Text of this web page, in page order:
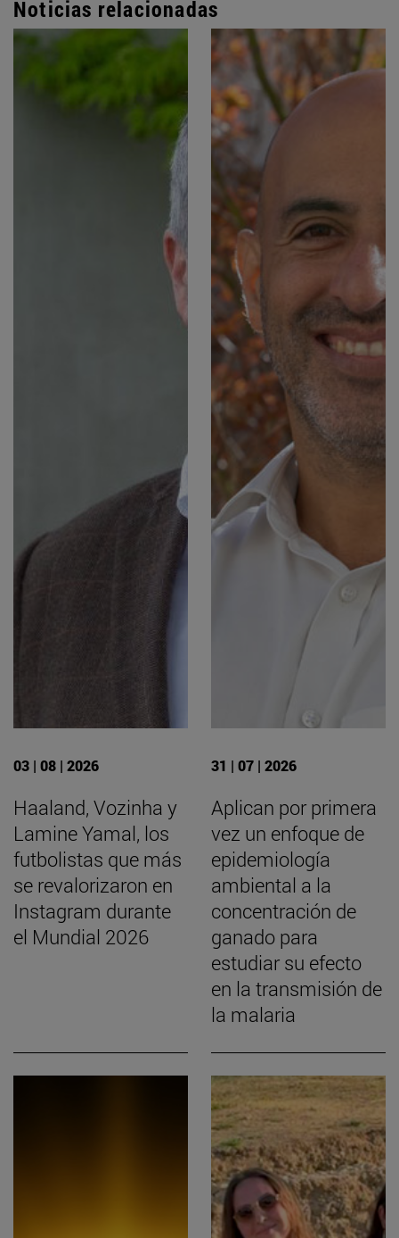
Noticias relacionadas
03 | 08 | 2026
Haaland, Vozinha y
Lamine Yamal, los
futbolistas que más
se revalorizaron en
Instagram durante
el Mundial 2026
31 | 07 | 2026
Aplican por primera
vez un enfoque de
epidemiología
ambiental a la
concentración de
ganado para
estudiar su efecto
en la transmisión de
la malaria